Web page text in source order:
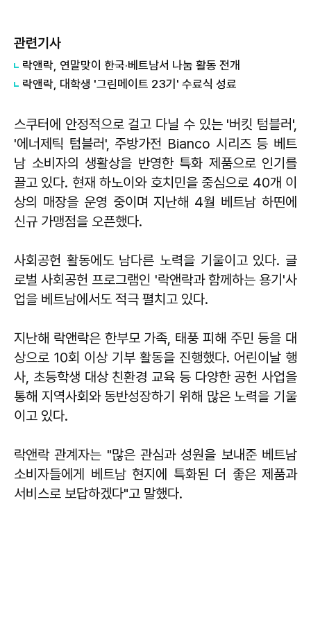
관련기사
락앤락, 연말맞이 한국·베트남서 나눔 활동 전개
락앤락, 대학생 '그린메이트 23기' 수료식 성료
스쿠터에 안정적으로 걸고 다닐 수 있는 '버킷 텀블러',
'에너제틱 텀블러', 주방가전 Bianco 시리즈 등 베트
남 소비자의 생활상을 반영한 특화 제품으로 인기를
끌고 있다. 현재 하노이와 호치민을 중심으로 40개 이
상의 매장을 운영 중이며 지난해 4월 베트남 하띤에
신규 가맹점을 오픈했다.
사회공헌 활동에도 남다른 노력을 기울이고 있다. 글
로벌 사회공헌 프로그램인 '락앤락과 함께하는 용기'사
업을 베트남에서도 적극 펼치고 있다.
지난해 락앤락은 한부모 가족, 태풍 피해 주민 등을 대
상으로 10회 이상 기부 활동을 진행했다. 어린이날 행
사, 초등학생 대상 친환경 교육 등 다양한 공헌 사업을
통해 지역사회와 동반성장하기 위해 많은 노력을 기울
이고 있다.
락앤락 관계자는 "많은 관심과 성원을 보내준 베트남
소비자들에게 베트남 현지에 특화된 더 좋은 제품과
서비스로 보답하겠다"고 말했다.